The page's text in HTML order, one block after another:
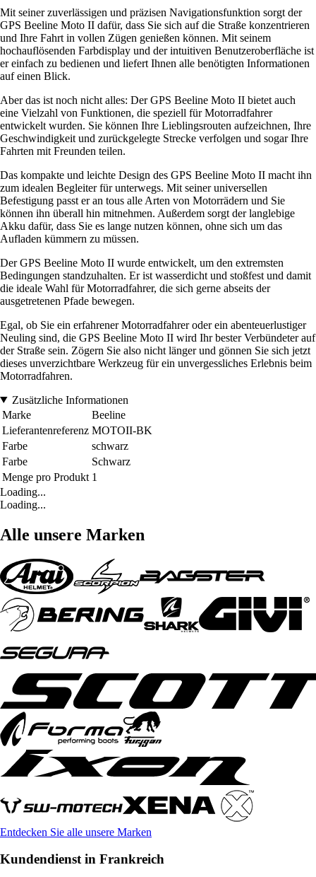
Mit seiner zuverlässigen und präzisen Navigationsfunktion sorgt der
GPS Beeline Moto II dafür, dass Sie sich auf die Straße konzentrieren
und Ihre Fahrt in vollen Zügen genießen können. Mit seinem
hochauflösenden Farbdisplay und der intuitiven Benutzeroberfläche ist
er einfach zu bedienen und liefert Ihnen alle benötigten Informationen
auf einen Blick.
Aber das ist noch nicht alles: Der GPS Beeline Moto II bietet auch
eine Vielzahl von Funktionen, die speziell für Motorradfahrer
entwickelt wurden. Sie können Ihre Lieblingsrouten aufzeichnen, Ihre
Geschwindigkeit und zurückgelegte Strecke verfolgen und sogar Ihre
Fahrten mit Freunden teilen.
Das kompakte und leichte Design des GPS Beeline Moto II macht ihn
zum idealen Begleiter für unterwegs. Mit seiner universellen
Befestigung passt er an tous alle Arten von Motorrädern und Sie
können ihn überall hin mitnehmen. Außerdem sorgt der langlebige
Akku dafür, dass Sie es lange nutzen können, ohne sich um das
Aufladen kümmern zu müssen.
Der GPS Beeline Moto II wurde entwickelt, um den extremsten
Bedingungen standzuhalten. Er ist wasserdicht und stoßfest und damit
die ideale Wahl für Motorradfahrer, die sich gerne abseits der
ausgetretenen Pfade bewegen.
Egal, ob Sie ein erfahrener Motorradfahrer oder ein abenteuerlustiger
Neuling sind, die GPS Beeline Moto II wird Ihr bester Verbündeter auf
der Straße sein. Zögern Sie also nicht länger und gönnen Sie sich jetzt
dieses unverzichtbare Werkzeug für ein unvergessliches Erlebnis beim
Motorradfahren.
Zusätzliche Informationen
Marke
Beeline
Lieferantenreferenz MOTOII-BK
Farbe
schwarz
Farbe
Schwarz
Menge pro Produkt 1
Loading...
Loading...
Alle unsere Marken
Entdecken Sie alle unsere Marken
Kundendienst in Frankreich